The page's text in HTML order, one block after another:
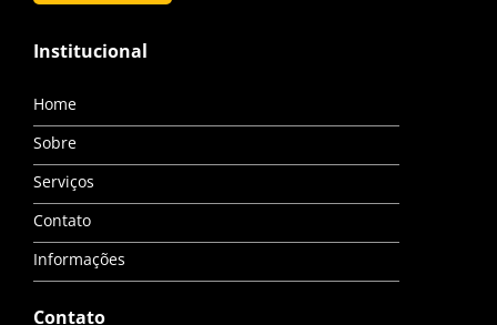
Institucional
Home
Sobre
Serviços
Contato
Informações
Contato